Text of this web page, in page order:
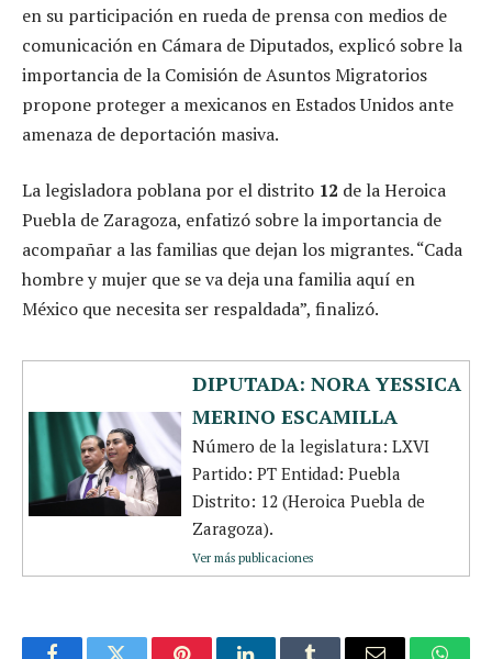
en su participación en rueda de prensa con medios de
comunicación en Cámara de Diputados, explicó sobre la
importancia de la Comisión de Asuntos Migratorios
propone proteger a mexicanos en Estados Unidos ante
amenaza de deportación masiva.
La legisladora poblana por el distrito 12 de la Heroica
Puebla de Zaragoza, enfatizó sobre la importancia de
acompañar a las familias que dejan los migrantes. “Cada
hombre y mujer que se va deja una familia aquí en
México que necesita ser respaldada”, finalizó.
DIPUTADA: NORA YESSICA
MERINO ESCAMILLA
Número de la legislatura: LXVI
Partido: PT Entidad: Puebla
Distrito: 12 (Heroica Puebla de
Zaragoza).
Ver más publicaciones